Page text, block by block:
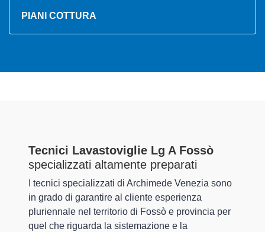
PIANI COTTURA
Tecnici Lavastoviglie Lg A Fossò
specializzati altamente preparati
I tecnici specializzati di Archimede Venezia sono
in grado di garantire al cliente esperienza
pluriennale nel territorio di Fossò e provincia per
quel che riguarda la sistemazione e la